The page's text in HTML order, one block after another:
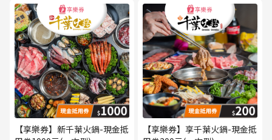
【享樂券】新千葉火鍋-現金抵
【享樂券】享千葉火鍋-現金抵